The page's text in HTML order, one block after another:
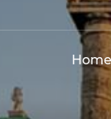
Home